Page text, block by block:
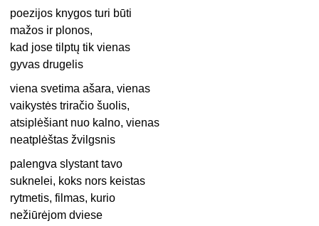
poezijos knygos turi būti
mažos ir plonos,
kad jose tilptų tik vienas
gyvas drugelis
viena svetima ašara, vienas
vaikystės triračio šuolis,
atsiplėšiant nuo kalno, vienas
neatplėštas žvilgsnis
palengva slystant tavo
suknelei, koks nors keistas
rytmetis, filmas, kurio
nežiūrėjom dviese